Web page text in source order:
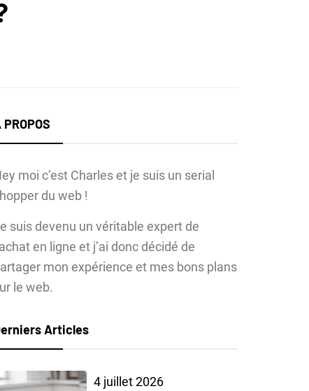
PROPOS
moi c’est Charles et je suis un serial
du web !
suis devenu un véritable expert de
en ligne et j’ai donc décidé de
mon expérience et mes bons plans
le web.
Articles
4 juillet 2026